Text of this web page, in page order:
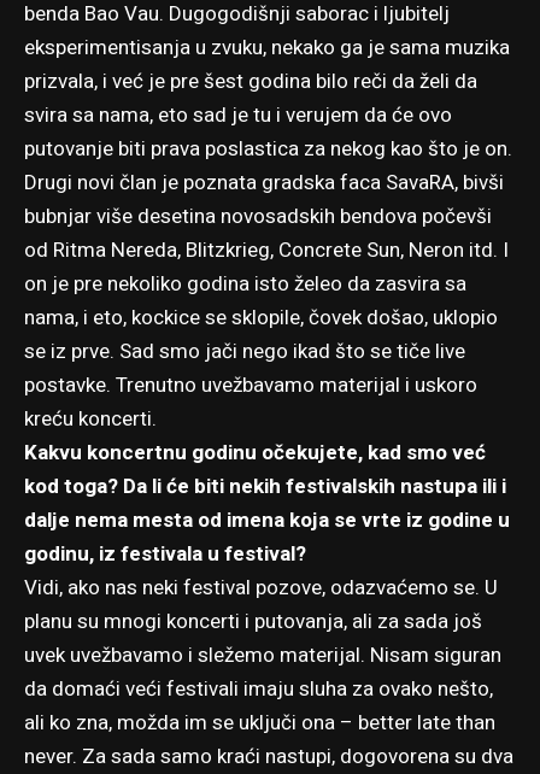
benda Bao Vau. Dugogodišnji saborac i ljubitelj
eksperimentisanja u zvuku, nekako ga je sama muzika
prizvala, i već je pre šest godina bilo reči da želi da
svira sa nama, eto sad je tu i verujem da će ovo
putovanje biti prava poslastica za nekog kao što je on.
Drugi novi član je poznata gradska faca SavaRA, bivši
bubnjar više desetina novosadskih bendova počevši
od Ritma Nereda, Blitzkrieg, Concrete Sun, Neron itd. I
on je pre nekoliko godina isto želeo da zasvira sa
nama, i eto, kockice se sklopile, čovek došao, uklopio
se iz prve. Sad smo jači nego ikad što se tiče live
postavke. Trenutno uvežbavamo materijal i uskoro
kreću koncerti.
Kakvu koncertnu godinu očekujete, kad smo već
kod toga? Da li će biti nekih festivalskih nastupa ili i
dalje nema mesta od imena koja se vrte iz godine u
godinu, iz festivala u festival?
Vidi, ako nas neki festival pozove, odazvaćemo se. U
planu su mnogi koncerti i putovanja, ali za sada još
uvek uvežbavamo i sležemo materijal. Nisam siguran
da domaći veći festivali imaju sluha za ovako nešto,
ali ko zna, možda im se uključi ona – better late than
never. Za sada samo kraći nastupi, dogovorena su dva